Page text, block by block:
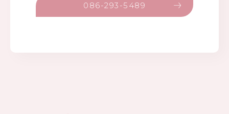
086-293-5489